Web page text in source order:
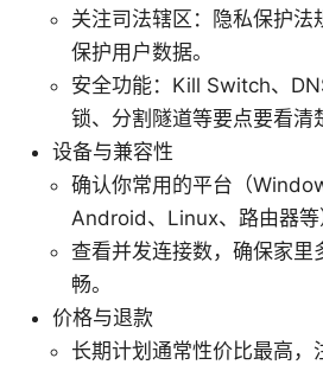
关注司法辖区：隐私保护法
保护用户数据。
安全功能：Kill Switch、
锁、分割隧道等要点要看清
设备与兼容性
确认你常用的平台（
Android、Linux、路由器等
查看并发连接数，确保家里
畅。
价格与退款
长期计划通常性价比最高，